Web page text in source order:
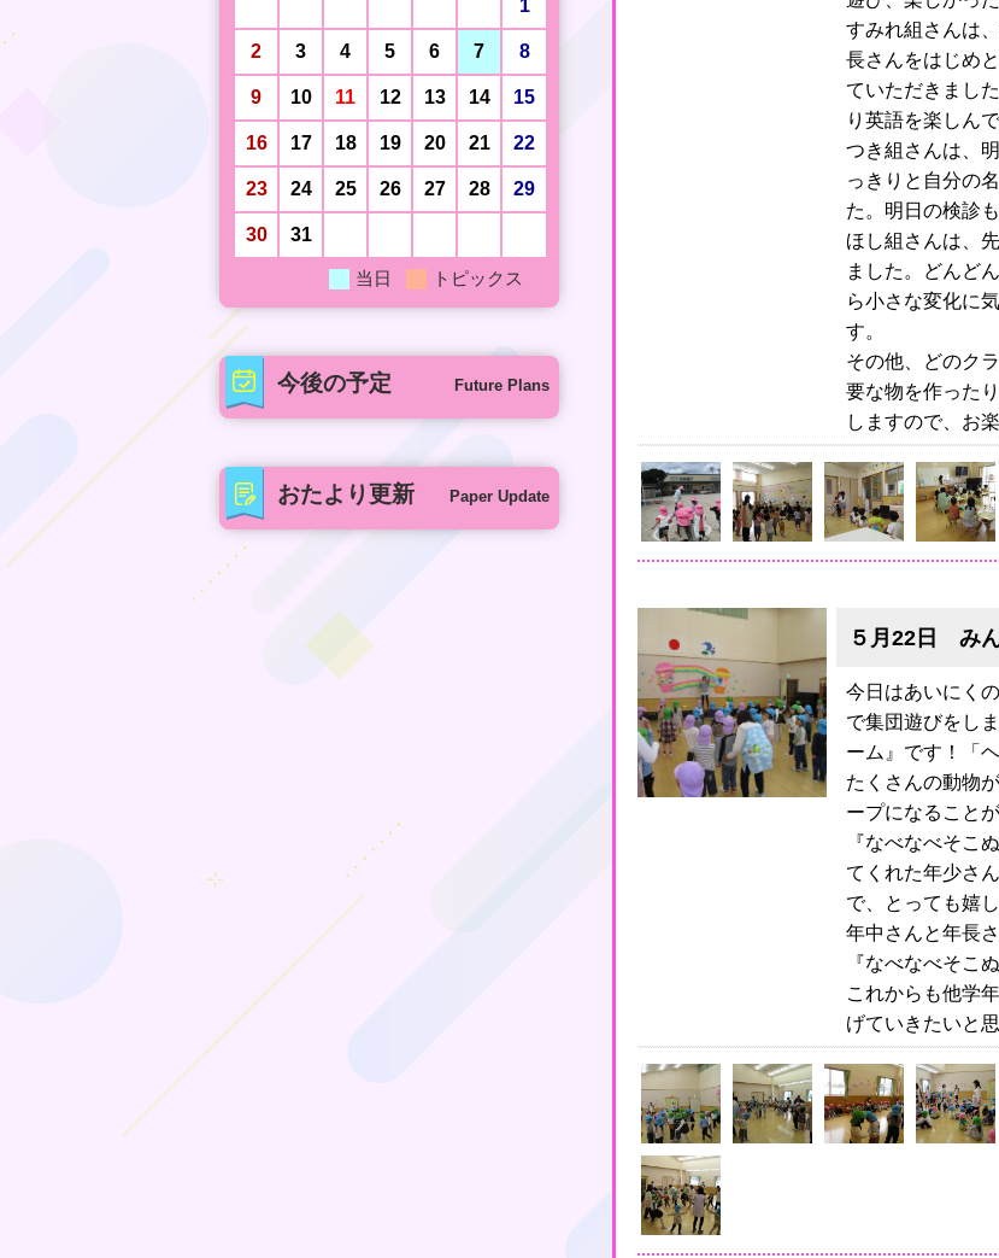
すみれ組さんは
長さんをはじめ
ていただきまし
り英語を楽しん
つき組さんは、
っきりと自分の
た。明日の検診
ほし組さんは、
ました。どんど
ら小さな変化に
す。
その他、どのク
要な物を作った
しますので、お
５月22日 み
今日はあいにく
で集団遊びをし
ーム』です！「
たくさんの動物
ープになること
『なべなべそこ
てくれた年少さ
で、とっても嬉
年中さんと年長
『なべなべそこ
これからも他学
げていきたいと
1
2 3 4 5 6 7 8
9 10 11 12 13 14 15
16 17 18 19 20 21 22
23 24 25 26 27 28 29
30 31
当日 トピックス
今後の予定 Future Plans
おたより更新 Paper Update